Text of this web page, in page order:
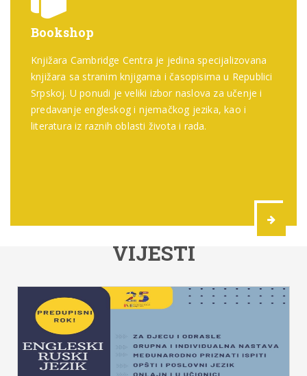
Bookshop
Knjižara Cambridge Centra je jedina specijalizovana
knjižara sa stranim knjigama i časopisima u Republici
Srpskoj. U ponudi je veliki izbor naslova za učenje i
predavanje engleskog i njemačkog jezika, kao i
literatura iz raznih oblasti života i rada.
VIJESTI